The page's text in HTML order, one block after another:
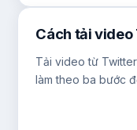
Cách tải
Tải video từ
làm theo ba bước